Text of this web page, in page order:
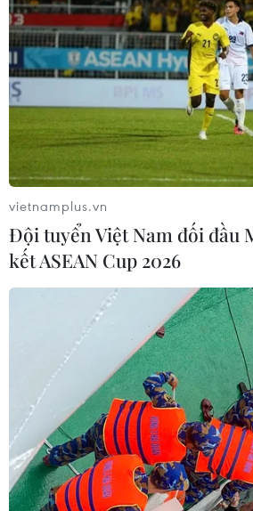
Thi thể nạn nhân đã được đưa ra
cứu đến thẳng Bệnh viện 198. Tại
nghiệm ADN sẽ được tiến hành để
người bị nạn.
Khởi tố vụ cháy khiến 8
Nam Từ Liêm
12/04/2019 12:12
vietnamplus.vn
Đội tuyển Việt Nam đối đầu
kết ASEAN Cup 2026